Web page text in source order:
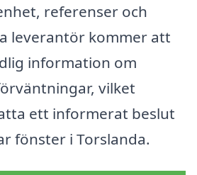
referenser och
leverantör kommer att
information om
vilket
ett informerat beslut
fönster i Torslanda.